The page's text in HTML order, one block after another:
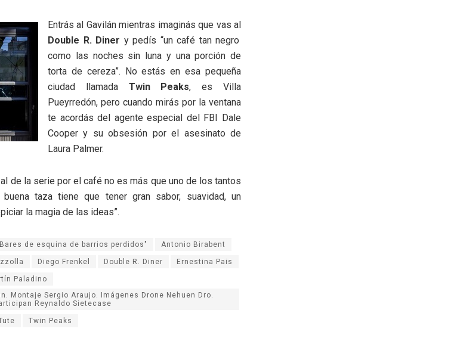
Entrás al Gavilán mientras imaginás que vas al
Double R. Diner y pedís “un café tan negro
como las noches sin luna y una porción de
torta de cereza”. No estás en esa pequeña
ciudad llamada Twin Peaks, es Villa
Pueyrredón, pero cuando mirás por la ventana
te acordás del agente especial del FBI Dale
Cooper y su obsesión por el asesinato de
Laura Palmer.
de la serie por el café no es más que uno de los tantos
buena taza tiene que tener gran sabor, suavidad, un
la magia de las ideas”.
de esquina de barrios perdidos" Antonio Birabent
Diego Frenkel Double R. Diner Ernestina Pais
Paladino
Montaje Sergio Araujo. Imágenes Drone Nehuen Dro.
Reynaldo Sietecase
Twin Peaks